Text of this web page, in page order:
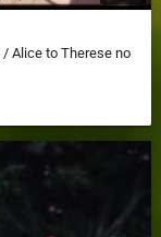
to Therese no